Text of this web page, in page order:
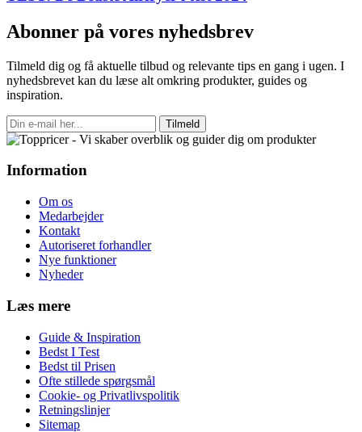
Abonner på vores nyhedsbrev
Tilmeld dig og få aktuelle tilbud og relevante tips en gang i ugen. I
nyhedsbrevet kan du læse alt omkring produkter, guides og
inspiration.
Tilmeld
Information
Om os
Medarbejder
Kontakt
Autoriseret forhandler
Nye funktioner
Nyheder
Læs mere
Guide & Inspiration
Bedst I Test
Bedst til Prisen
Ofte stillede spørgsmål
Cookie- og Privatlivspolitik
Retningslinjer
Sitemap